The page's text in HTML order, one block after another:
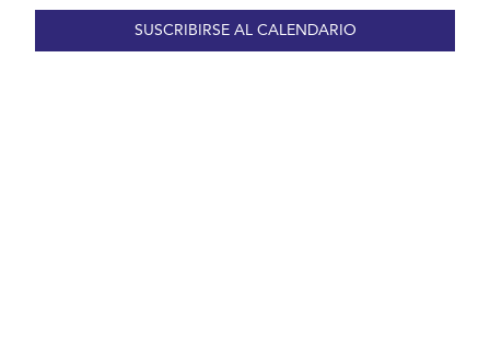
SUSCRIBIRSE AL CALENDARIO